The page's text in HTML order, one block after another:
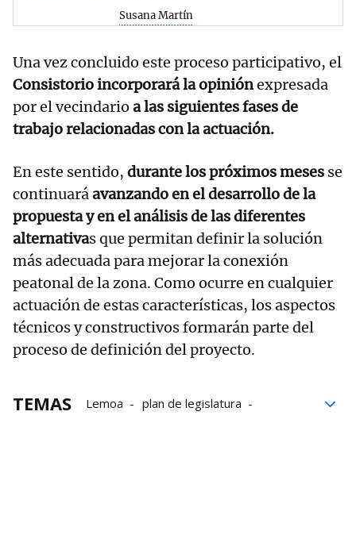
Susana Martín
Una vez concluido este proceso participativo, el
Consistorio incorporará la opiniónexpresada
por el vecindario a las siguientes fases de
trabajo relacionadas con la actuación.
En este sentido, durante los próximos meses se
continuaráavanzando en el desarrollo de la
propuesta y en el análisis de las diferentes
alternativas que permitan definir la solución
más adecuada para mejorar la conexión
peatonal de la zona. Como ocurre en cualquier
actuación de estas características, los aspectos
técnicos y constructivos formarán parte del
proceso de definición del proyecto.
TEMAS Lemoa
plan de legislatura